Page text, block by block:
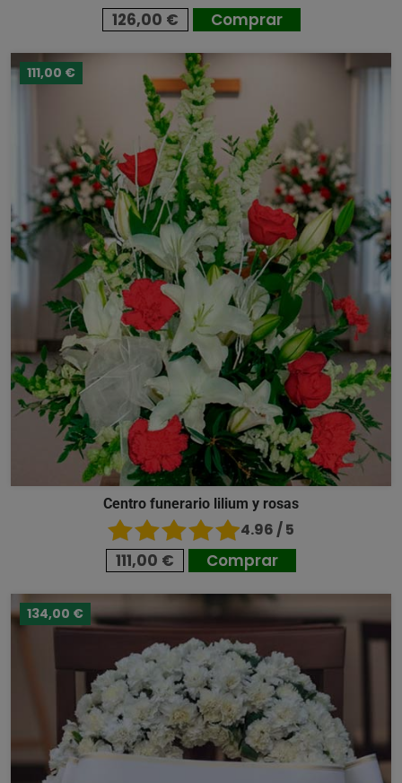
126,00 € Comprar
111,00 €
Centro funerario lilium y rosas
4.96 / 5
111,00 € Comprar
134,00 €